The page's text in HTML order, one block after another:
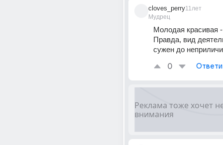
cloves_perry
Мудрец
11лет
Молодая красивая
Правда, вид
сужен до
0